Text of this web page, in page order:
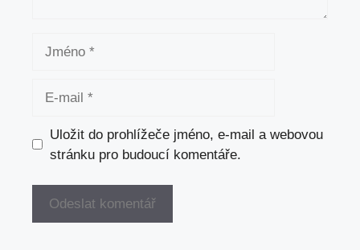
Uložit do prohlížeče jméno, e-mail a webovou
stránku pro budoucí komentáře.